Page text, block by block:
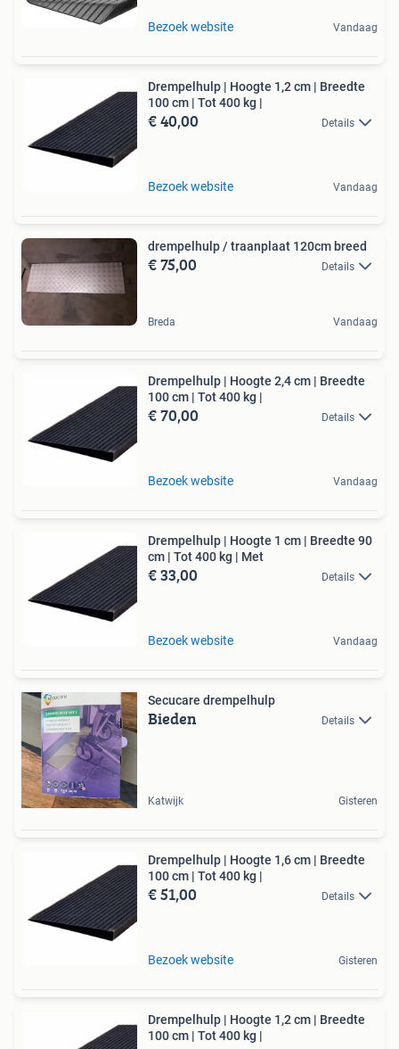
Bezoek website Vandaag
Drempelhulp | Hoogte 1,2 cm | Breedte
100 cm | Tot 400 kg |
€ 40,00 Details
Bezoek website Vandaag
drempelhulp / traanplaat 120cm breed
€ 75,00 Details
Breda Vandaag
Drempelhulp | Hoogte 2,4 cm | Breedte
100 cm | Tot 400 kg |
€ 70,00 Details
Bezoek website Vandaag
Drempelhulp | Hoogte 1 cm | Breedte 90
cm | Tot 400 kg | Met
€ 33,00 Details
Bezoek website Vandaag
Secucare drempelhulp
Bieden Details
Katwijk Gisteren
Drempelhulp | Hoogte 1,6 cm | Breedte
100 cm | Tot 400 kg |
€ 51,00 Details
Bezoek website Gisteren
Drempelhulp | Hoogte 1,2 cm | Breedte
100 cm | Tot 400 kg |